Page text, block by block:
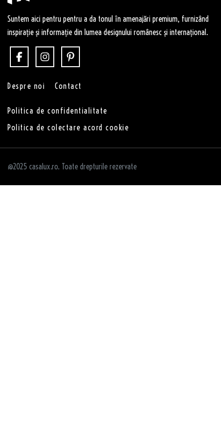
Suntem aici pentru pentru a da tonul în amenajări premium, furnizând
inspirație și informație din lumea designului românesc și internațional.
Despre noi Contact
Politica de confidentialitate
Politica de colectare acord cookie
@2025 casalux.ro. Toate drepturile rezervate